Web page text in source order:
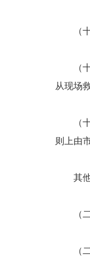
（十
（十
从现场
（十
则上由
其他
（二
（二